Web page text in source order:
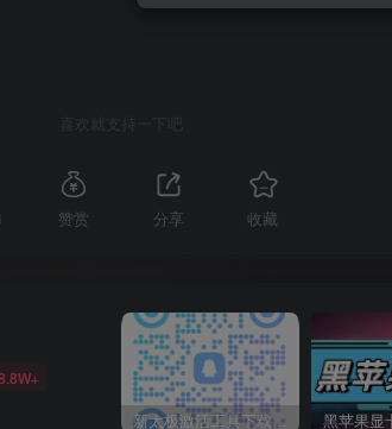
喜欢就支持一下吧
赞赏 分享 收藏
新太极激活工具下载/教程/充值/开户(QQ交流群号749113977)